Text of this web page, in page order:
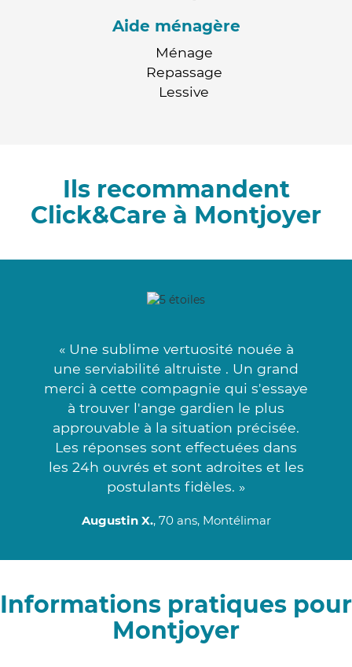
Aide ménagère
Ménage
Repassage
Lessive
Ils recommandent
Click&Care à Montjoyer
« Une sublime vertuosité nouée à
une serviabilité altruiste . Un grand
merci à cette compagnie qui s'essaye
à trouver l'ange gardien le plus
approuvable à la situation précisée.
Les réponses sont effectuées dans
les 24h ouvrés et sont adroites et les
postulants fidèles. »
Augustin X., 70 ans, Montélimar
Informations pratiques pour
Montjoyer